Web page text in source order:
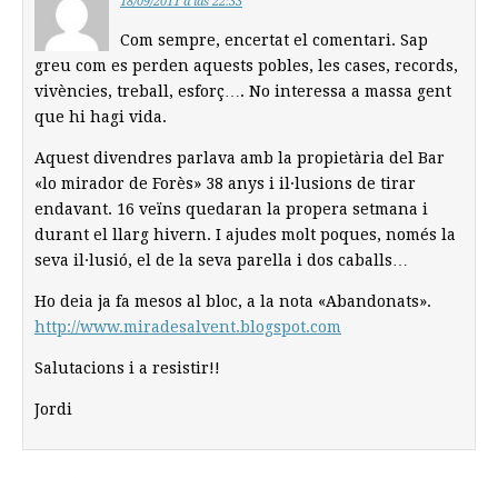
Com sempre, encertat el comentari. Sap
greu com es perden aquests pobles, les cases, records,
vivències, treball, esforç…. No interessa a massa gent
que hi hagi vida.
Aquest divendres parlava amb la propietària del Bar
«lo mirador de Forès» 38 anys i il·lusions de tirar
endavant. 16 veïns quedaran la propera setmana i
durant el llarg hivern. I ajudes molt poques, només la
seva il·lusió, el de la seva parella i dos caballs…
Ho deia ja fa mesos al bloc, a la nota «Abandonats».
http://www.miradesalvent.blogspot.com
Salutacions i a resistir!!
Jordi